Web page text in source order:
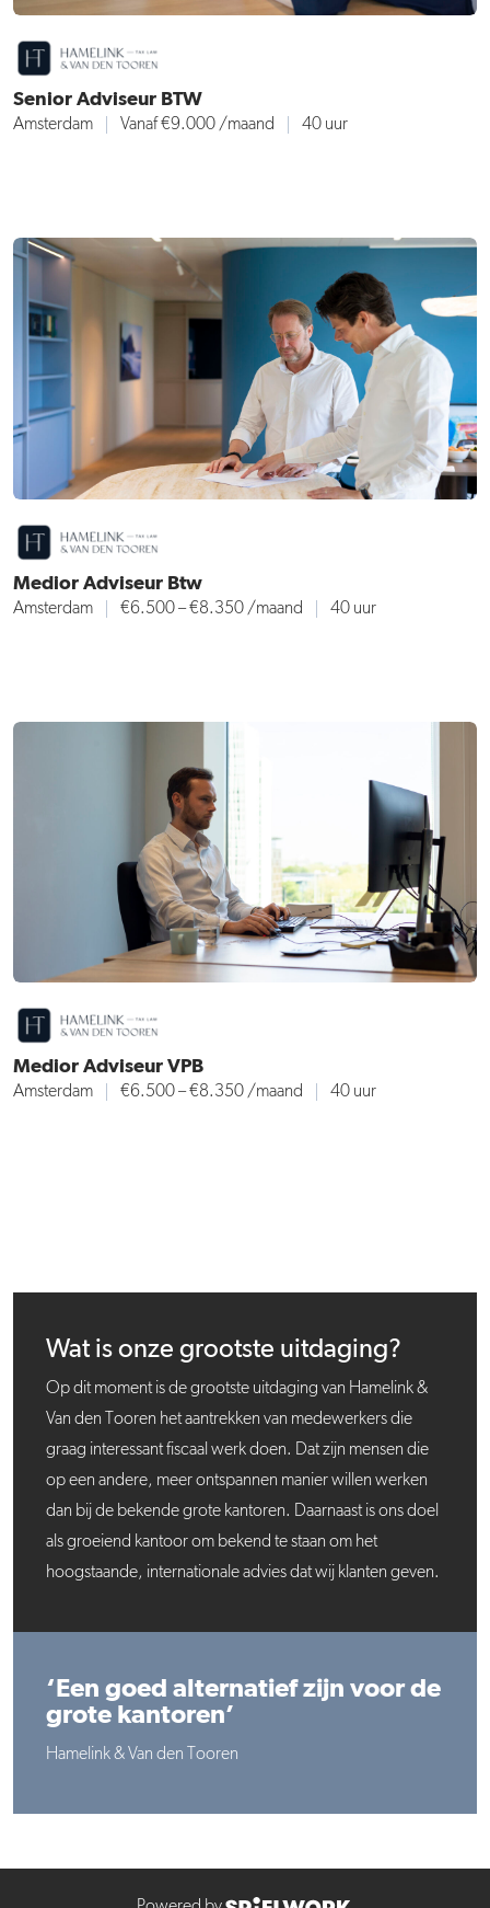
Senior Adviseur BTW
Amsterdam Vanaf €9.000/maand 40 uur
Medior Adviseur Btw
Amsterdam €6.500 – €8.350 /maand 40 uur
Medior Adviseur VPB
Amsterdam €6.500 – €8.350/maand 40 uur
Wat is onze grootste uitdaging?
Op dit moment is de grootste uitdaging van Hamelink &
Van den Tooren het aantrekken van medewerkers die
graag interessant fiscaal werk doen. Dat zijn mensen die
op een andere, meer ontspannen manier willen werken
dan bij de bekende grote kantoren. Daarnaast is ons doel
als groeiend kantoor om bekend te staan om het
hoogstaande, internationale advies dat wij klanten geven.
‘Een goed alternatief zijn voor de
grote kantoren’
Hamelink & Van den Tooren